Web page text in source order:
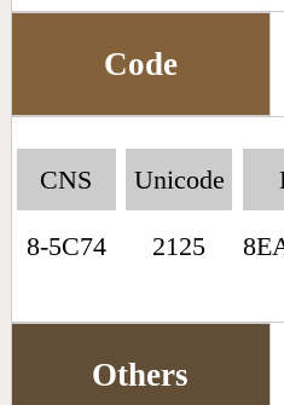
Code
CNS
8-5C74
Unicode
2125
Others